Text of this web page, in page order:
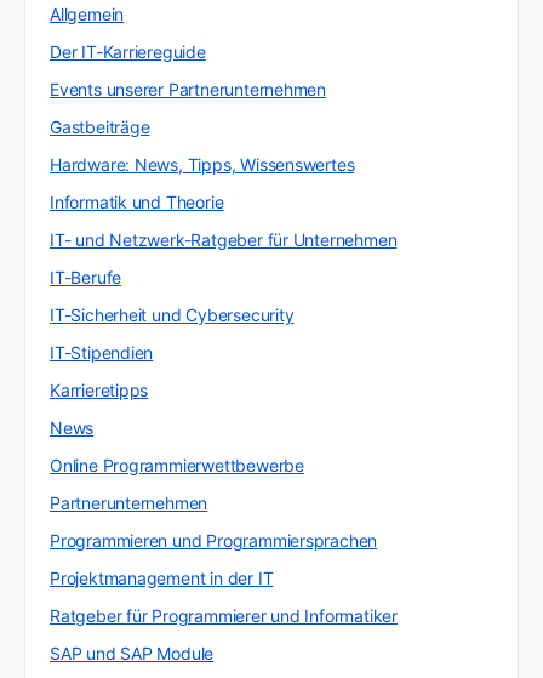
Allgemein
Der IT-Karriereguide
Events unserer Partnerunternehmen
Gastbeiträge
Hardware: News, Tipps, Wissenswertes
Informatik und Theorie
IT- und Netzwerk-Ratgeber für Unternehmen
IT-Berufe
IT-Sicherheit und Cybersecurity
IT-Stipendien
Karrieretipps
News
Online Programmierwettbewerbe
Partnerunternehmen
Programmieren und Programmiersprachen
Projektmanagement in der IT
Ratgeber für Programmierer und Informatiker
SAP und SAP Module